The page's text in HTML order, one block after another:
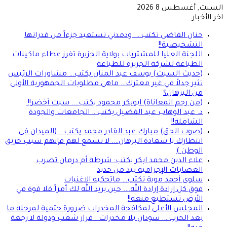
السبت, أغسطس 8 2026
اخر الأخبار
حنان القاضى تكتب…. ودمدني تستعيد جزءاً من قدراتها
التشخيصية!!
اللجنة العليا للمشتريات بولاية الجزيرة تفرز عطاء ماكينات
الطباعة لشركة الجزيرة للطباعة
(حديث السبت) يوسف عبد المنان يكتب… مشاورات الرئيس
تثير جدلاً في غير معترك… ماهي مطلوبات الجمهورية الأولى
من البرهان؟
(من رحم المعاناة) ابوبكر محمود يكتب…. سبت أخضر!!
د. عبد الوهاب عبد الفضيل يكتب… الجامعات والجودة
الشاملة!!
(صوت الحق) مبارك عبد القادر محمد يكتب… (الميدان في
انتظارك يا سعادة البرهان…. لا تسمع لهم فإنهم سبب حريق
الوطن )
علاء الدين محمد ابكر يكتب: شرطة أم درمان تضرب
العصابات الإجرامية بيد من حديد
سلوى أحمد موية تكتب… ماتحكيه الاغنيات
فوق كل إرادة إرادة الله…. حين يريد الله لك أمراً فلا قوة في
الأرض تستطيع منعه!!
المجلس الأعلى لمكافحة المخدرات ضرورة حتمية لمرحلة ما
بعد الحرب…. سودان بلا مخدرات.. قرار شعب ودولة لا رجعة